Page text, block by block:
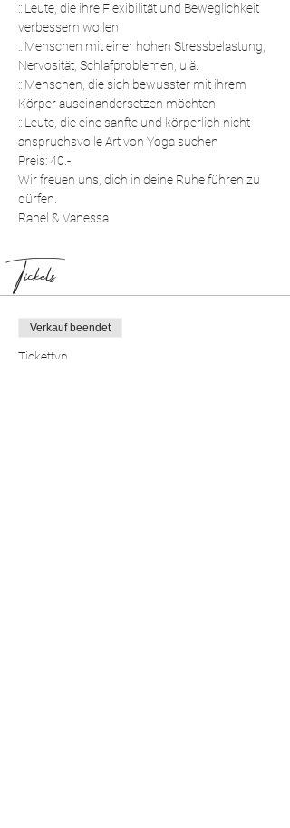
:: Leute, die ihre Flexibilität und Beweglichkeit
verbessern wollen
:: Menschen mit einer hohen Stressbelastung,
Nervosität, Schlafproblemen, u.ä.
:: Menschen, die sich bewusster mit ihrem
Körper auseinandersetzen möchten
:: Leute, die eine sanfte und körperlich nicht
anspruchsvolle Art von Yoga suchen
Preis: 40.-
Wir freuen uns, dich in deine Ruhe führen zu
dürfen.
Rahel & Vanessa
Tickets
Verkauf beendet
Tickettyp